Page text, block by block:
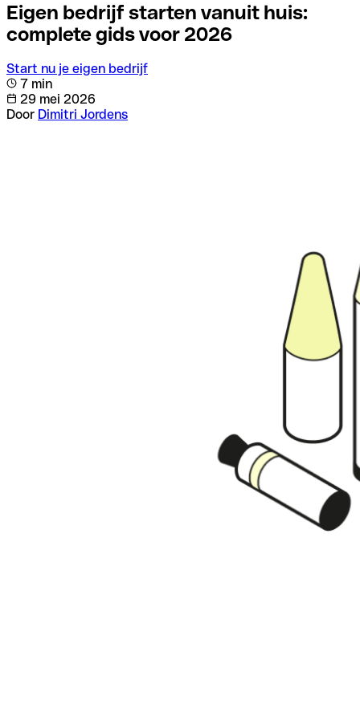
Eigen bedrijf starten vanuit huis:
complete gids voor 2026
Start nu je eigen bedrijf
7 min
29 mei 2026
Door Dimitri Jordens